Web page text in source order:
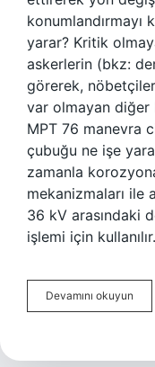
konumlandırmayı
yarar? Kritik
askerlerin (bkz:
görerek,
var olmayan diğer
MPT 76 manevra
çubuğu ne işe
zamanla
mekanizmaları ile
36 kV arasındaki
işlemi için
Devamını okuyun